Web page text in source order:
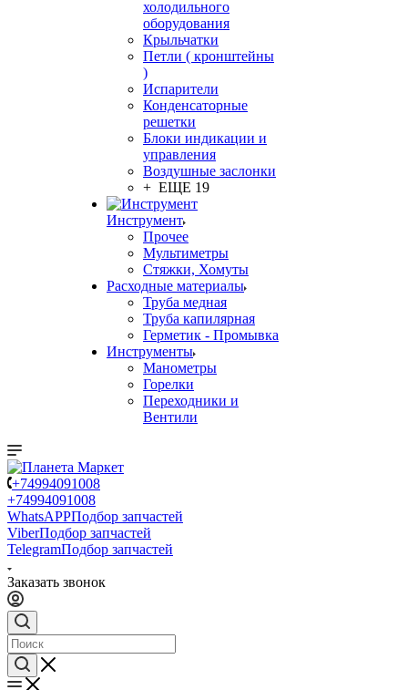
холодильного
оборудования
Крыльчатки
Петли ( кронштейны
)
Испарители
Конденсаторные
решетки
Блоки индикации и
управления
Воздушные заслонки
+ ЕЩЕ 19
Инструмент
Прочее
Мультиметры
Стяжки, Хомуты
Расходные материалы
Труба медная
Труба капилярная
Герметик - Промывка
Инструменты
Манометры
Горелки
Переходники и
Вентили
+74994091008
+74994091008
WhatsAPPПодбор запчастей
ViberПодбор запчастей
TelegramПодбор запчастей
Заказать звонок